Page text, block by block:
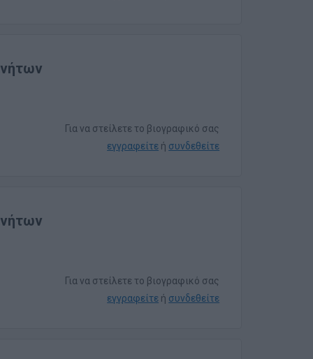
Για να στείλετε το βιογραφικό σας
εγγραφείτε ή συνδεθείτε
Για να στείλετε το βιογραφικό σας
εγγραφείτε ή συνδεθείτε